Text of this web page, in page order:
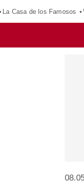
La Casa de los Famosos